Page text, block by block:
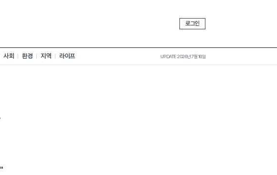
로그인
사회 환경 지역 라이프 UPDATE 2026년 7월 16일